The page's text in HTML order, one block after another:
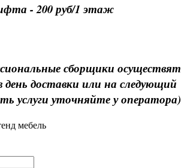
- 200 руб/1 этаж
сборщики осуществят
день доставки или на следующий
услуги уточняйте у оператора)
мебель